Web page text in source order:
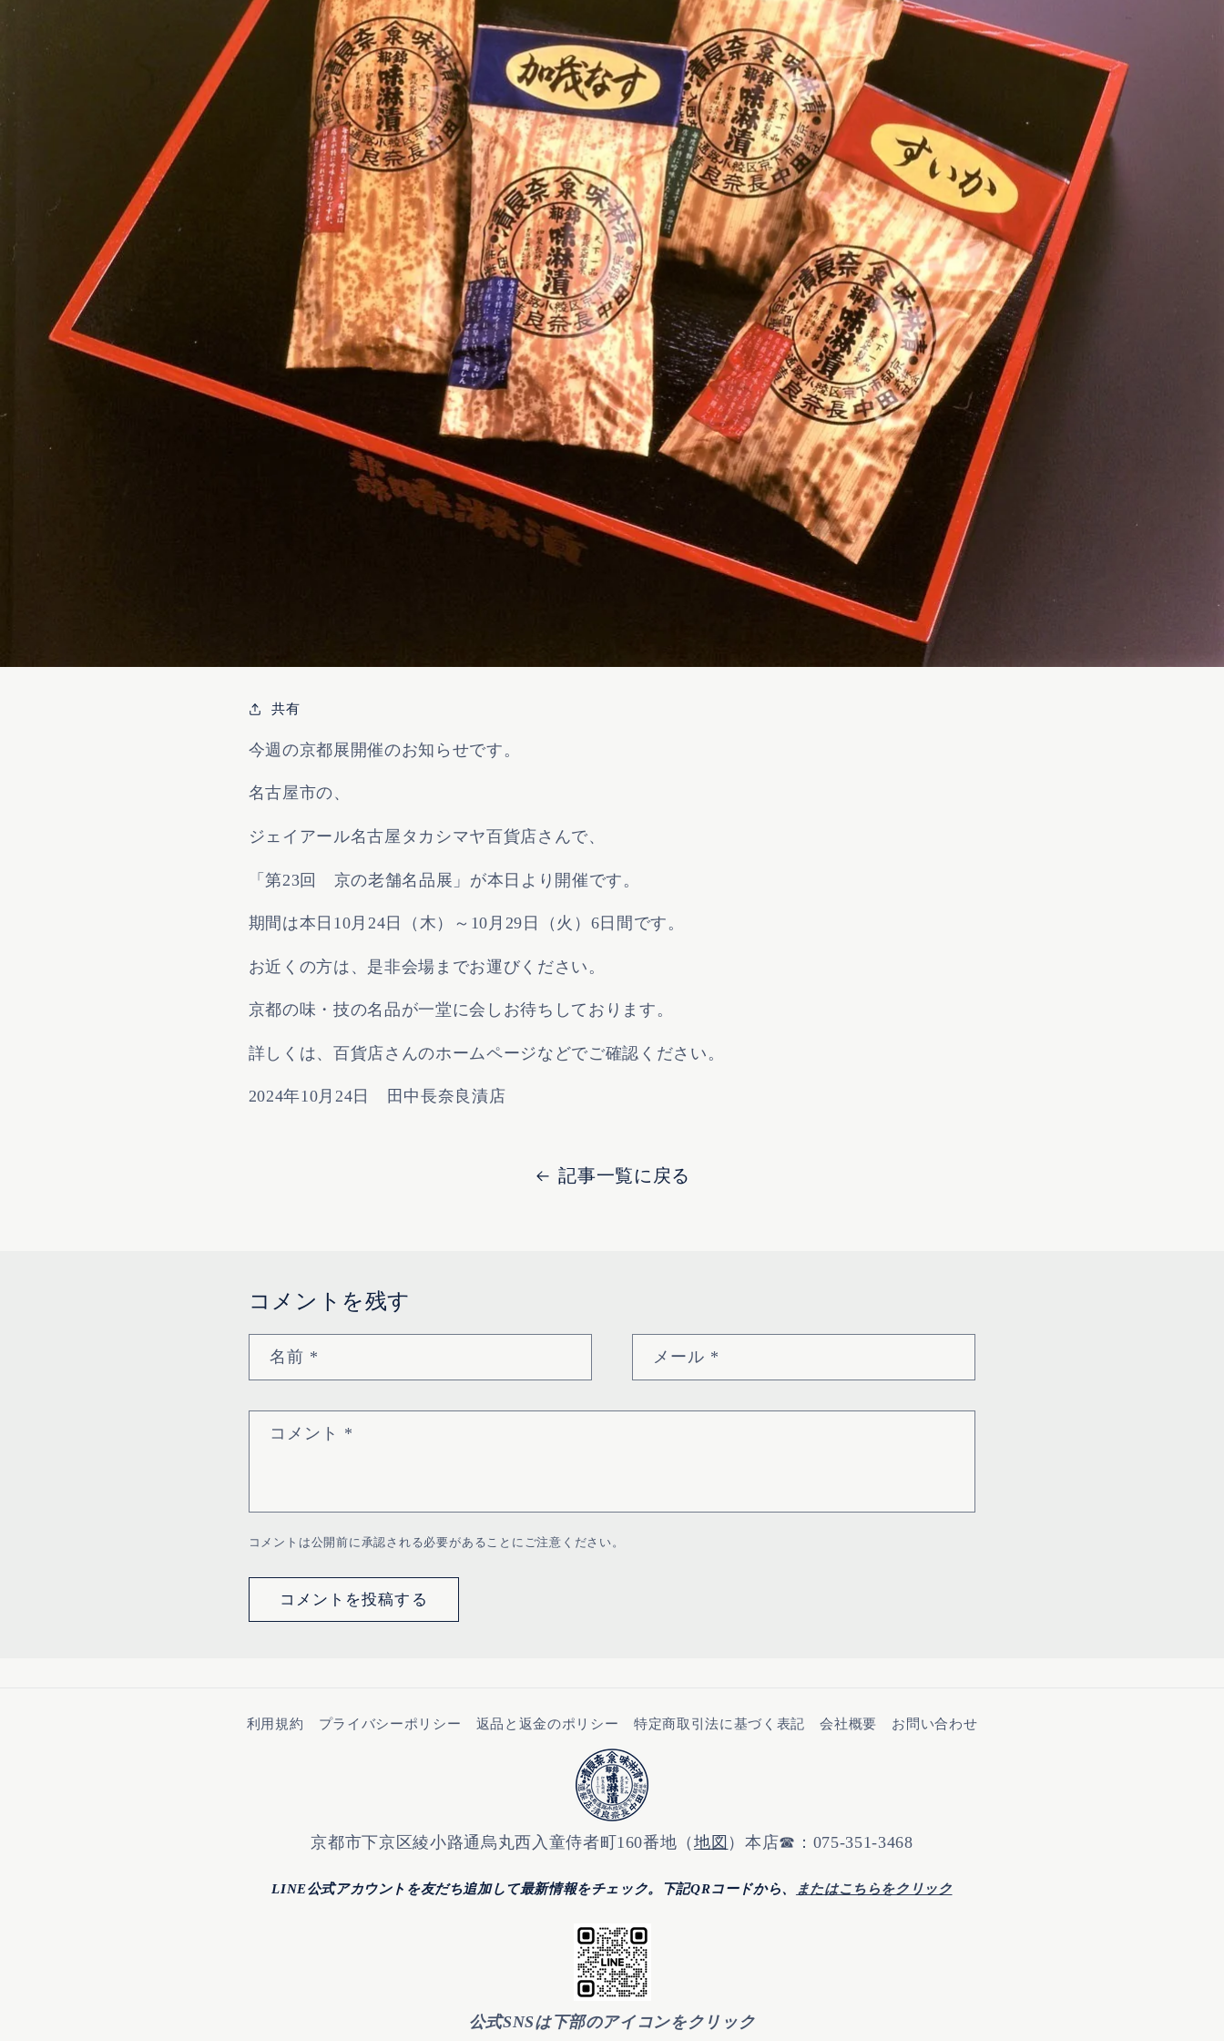
共有
今週の京都展開催のお知らせです。
名古屋市の、
ジェイアール名古屋タカシマヤ百貨店さんで、
「第23回 京の老舗名品展」が本日より開催です。
期間は本日10月24日（木）～10月29日（火）6日間です。
お近くの方は、是非会場までお運びください。
京都の味・技の名品が一堂に会しお待ちしております。
詳しくは、百貨店さんのホームページなどでご確認ください。
2024年10月24日 田中長奈良漬店
記事一覧に戻る
コメントを残す
名前 * メール *
コメント *
コメントは公開前に承認される必要があることにご注意ください。
利用規約 プライバシーポリシー 返品と返金のポリシー 特定商取引法に基づく表記 会社概要 お問い合わせ
京都市下京区綾小路通烏丸西入童侍者町160番地（地図 ）本店☎：075-351-3468
LINE公式アカウントを友だち追加して最新情報をチェック。 下記QRコードから、 またはこちらをクリック
公式SNSは下部のアイコンをクリック